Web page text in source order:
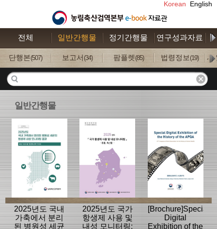
Korean English
전체 일반간행물 정기간행물 연구성과자료
단행본(507) 보고서 (34) 팜플렛 (85) 법령정보(19) 사
일반간행물
2025년도 국내
가축에서 분리
된 병원성 세균
2025년도 국가
항생제 사용 및
내성 모니터링:
[Brochure]Special
Digital
Exhibition of the